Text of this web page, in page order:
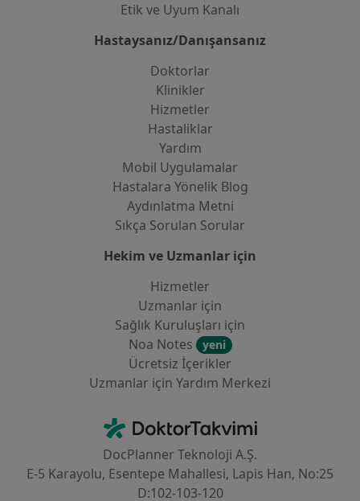
Etik ve Uyum Kanalı
Hastaysanız/Danışansanız
Doktorlar
Klinikler
Hizmetler
Hastaliklar
Yardım
Mobil Uygulamalar
Hastalara Yönelik Blog
Aydınlatma Metni
Sıkça Sorulan Sorular
Hekim ve Uzmanlar için
Hizmetler
Uzmanlar için
Sağlık Kuruluşları için
Noa Notes
yeni
Ücretsiz İçerikler
Uzmanlar için Yardım Merkezi
DoktorTakvimi - Ana Sayfa
DocPlanner Teknoloji A.Ş.
E-5 Karayolu, Esentepe Mahallesi, Lapis Han, No:25
D:102-103-120